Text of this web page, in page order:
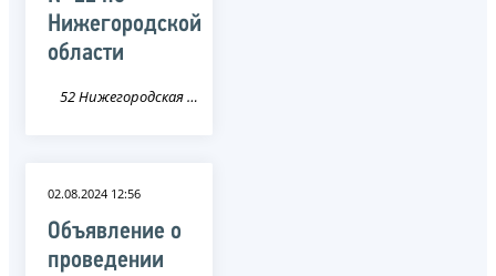
Нижегородской
области
52 Нижегородская область
02.08.2024 12:56
Объявление о
проведении